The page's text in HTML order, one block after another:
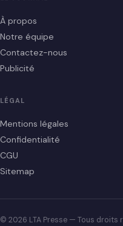
À propos
Notre équipe
Contactez-nous
Publicité
LÉGAL
Mentions légales
Confidentialité
CGU
Sitemap
© 2026 LTA Presse — Tous droits